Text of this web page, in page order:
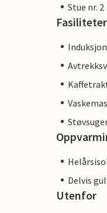
Stue nr. 2
Fasiliteter
Delvis
Utenfor